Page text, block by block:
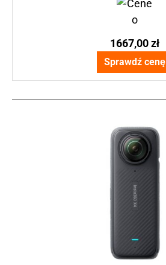
1667,00 zł
Sprawdź cenę